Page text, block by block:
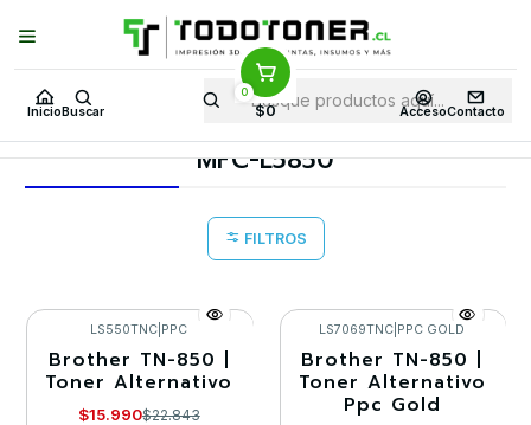
Inicio Buscar
0
$0 AccesoContacto
Puedes Elegir: Comprar enTienda· Despachoa Todo Chile · Retiro en
Tienda en24 Horas
Inicio Toner y tambor Toner Alternativo BROTHER
Equipos BROTHER
MFC-L5850
FILTROS
-30%
LS550TNC PPC
Brother TN-850 |
Toner Alternativo
$15.990$22.843
-30%
LS7069TNC PPC GOLD
Brother TN-850 |
Toner Alternativo
Ppc Gold